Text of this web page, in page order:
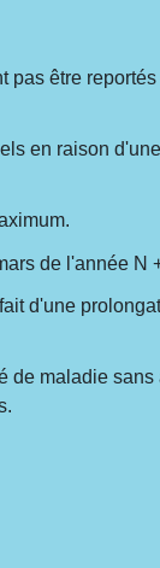
être
en raison
de l'année N
d'une
maladie